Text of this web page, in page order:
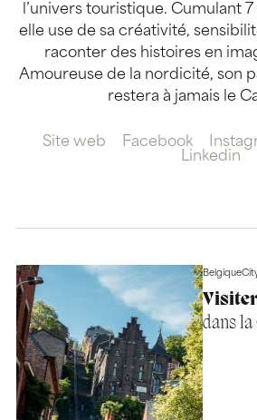
l’univers touristique. Cumulant
elle use de sa créativité,
raconter des histoires en
Amoureuse de la nordicité, son
restera à jamais le
Site web Facebook
Linkedin
Belgique
dans la